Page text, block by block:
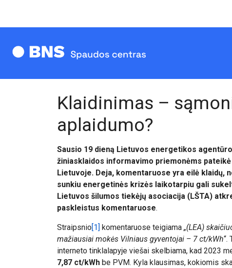
Klaidinimas –
aplaidumo?
Sausio 19 dieną Lietuvos energetikos
žiniasklaidos informavimo priemonėms
Lietuvoje. Deja, komentaruose yra eilė klaidų,
sunkiu energetinės krizės laikotarpiu gali
Lietuvos šilumos tiekėjų asociacija (LŠTA)
paskleistus komentaruose.
Straipsnio[1] komentaruose teigiama „(LEA)
mažiausiai mokės Vilniaus gyventojai – 7 ct/kWh“.
interneto tinklalapyje viešai skelbiama, kad 2023
7,87 ct/kWh be PVM. Kyla klausimas, kokiomis